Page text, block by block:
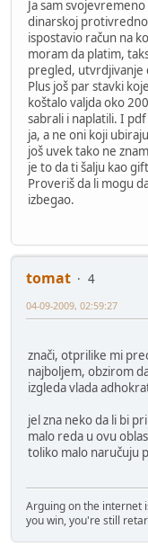
Ja sam
dinarskoj
ispostavio račun na
moram da platim,
pregled, utvrdjivanje
Plus još par stavki
koštalo valjda oko
sabrali i naplatili. I
ja, a ne oni koji
još uvek tako ne
je to da ti šalju kao
Proveriš da li mogu
izbegao.
tomat
4
04-09-2009, 02:59:27
znači, otprilike mi
najboljem, obzirom
izgleda vlada
jel zna neko da li bi
malo reda u ovu
toliko malo naručuju
Arguing on the internet
you win, you're still